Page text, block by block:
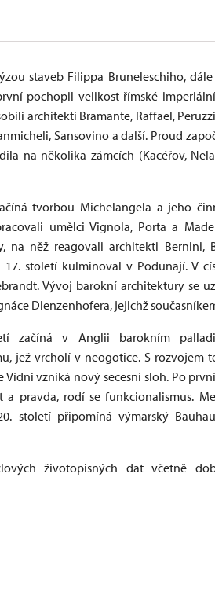
staveb Filippa Bruneleschiho,
pochopil velikost římské
architekti Bramante, Raffael,
Sansovino a další. Proud
na několika zámcích (Kacéřov,
tvorbou Michelangela a jeho
umělci Vignola, Porta a
na něž reagovali architekti Bernini,
století kulminoval v Podunají. V
Vývoj barokní architektury se
Dienzenhofera, jejichž
začíná v Anglii barokním
jež vrcholí v neogotice. S rozvojem
Vídni vzniká nový secesní sloh. Po
a pravda, rodí se funkcionalismus.
století připomíná výmarský
životopisných dat včetně